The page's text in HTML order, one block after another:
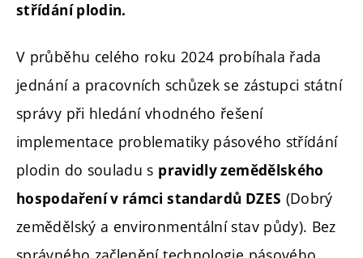
střídání plodin.
V průběhu celého roku 2024 probíhala řada
jednání a pracovních schůzek se zástupci státní
správy při hledání vhodného řešení
implementace problematiky pásového střídání
plodin do souladu s pravidly zemědělského
hospodaření v rámci standardů DZES (Dobrý
zemědělský a environmentální stav půdy). Bez